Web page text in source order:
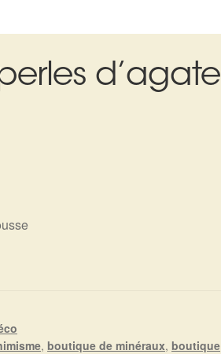
d’agate
,boutique de minéraux,boutique